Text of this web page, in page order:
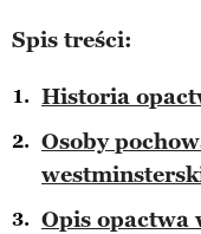
Spis treści:
Historia
Osoby
Opis opactwa